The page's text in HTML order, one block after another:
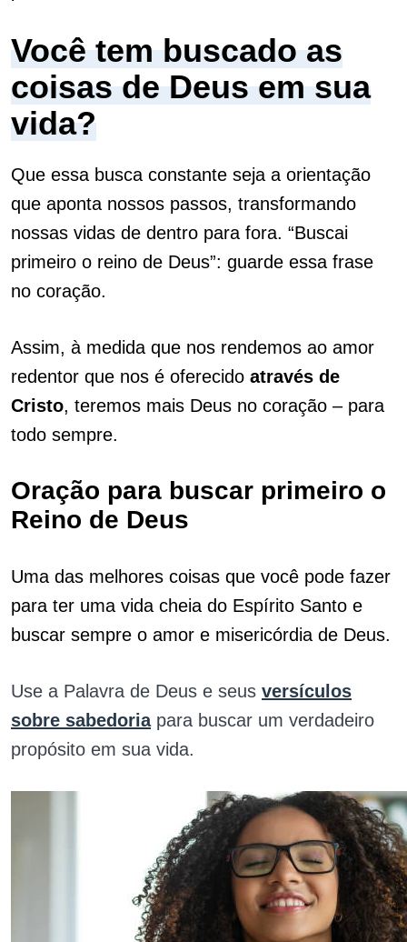
Você tem buscado as
coisas de Deus em sua
vida?
Que essa busca constante seja a orientação
que aponta nossos passos, transformando
nossas vidas de dentro para fora. “Buscai
primeiro o reino de Deus”: guarde essa frase
no coração.
Assim, à medida que nos rendemos ao amor
redentor que nos é oferecido através de
Cristo, teremos mais Deus no coração – para
todo sempre.
Oração para buscar primeiro o
Reino de Deus
Uma das melhores coisas que você pode fazer
para ter uma vida cheia do Espírito Santo e
buscar sempre o amor e misericórdia de Deus.
Use a Palavra de Deus e seus versículos
sobre sabedoriapara buscar um verdadeiro
propósito em sua vida.